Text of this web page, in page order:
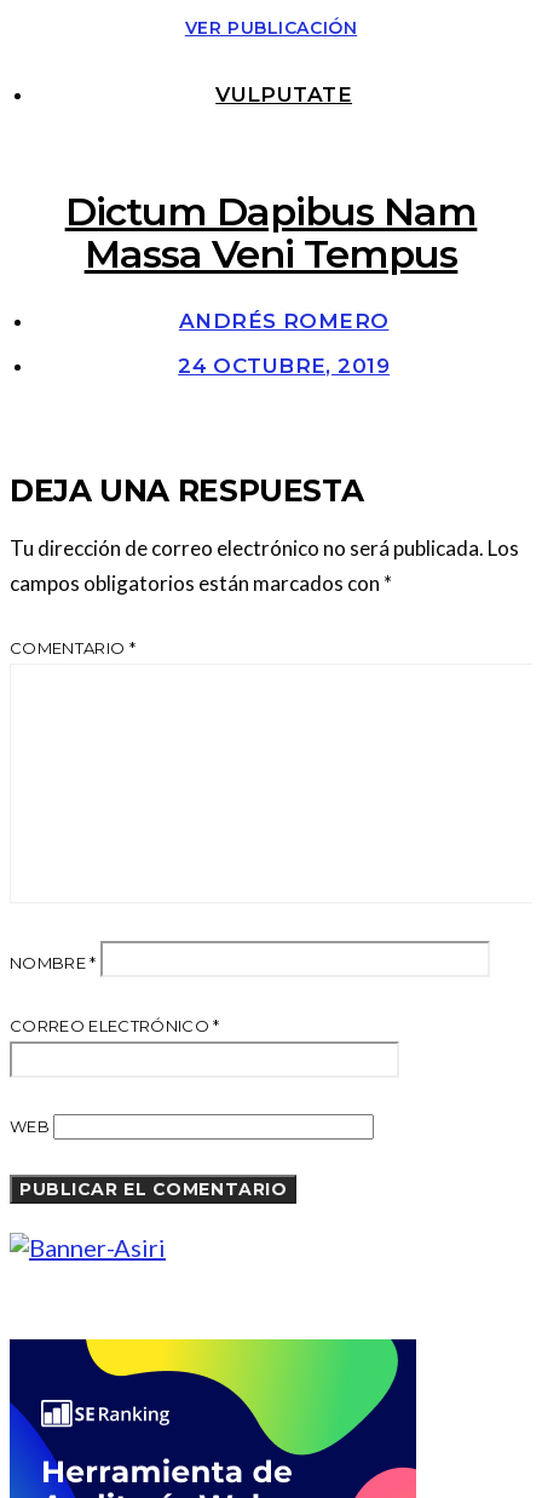
VER PUBLICACIÓN
VULPUTATE
Dictum Dapibus Nam
Massa Veni Tempus
ANDRÉS ROMERO
24 OCTUBRE, 2019
DEJA UNA RESPUESTA
Tu dirección de correo electrónico no será publicada. Los
campos obligatorios están marcados con *
COMENTARIO *
NOMBRE*
CORREO ELECTRÓNICO*
WEB